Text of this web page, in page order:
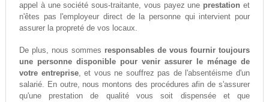
appel à une société sous-traitante, vous payez une prestation et
n'êtes pas l'employeur direct de la personne qui intervient pour
assurer la propreté de vos locaux.
De plus, nous sommes responsables de vous fournir toujours
une personne disponible pour venir assurer le ménage de
votre entreprise, et vous ne souffrez pas de l'absentéisme d'un
salarié. En outre, nous montons des procédures afin de s'assurer
qu'une prestation de qualité vous soit dispensée et que